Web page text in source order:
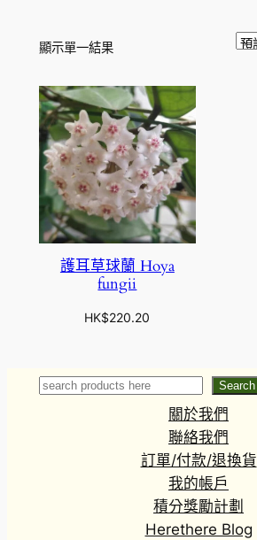
顯示單一結果
護耳草球蘭 Hoya
fungii
HK$220.20
Search Search
關於我們
聯絡我們
訂單/付款/退換貨
我的帳戶
積分獎勵計劃
Herethere Blog